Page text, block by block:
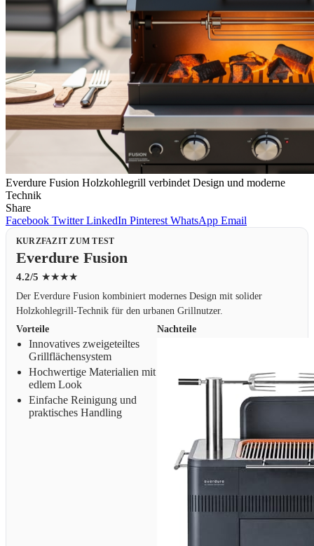
Everdure Fusion Holzkohlegrill verbindet Design und moderne
Technik
Share
Facebook Twitter LinkedIn Pinterest WhatsApp Email
KURZFAZIT ZUM TEST
Everdure Fusion
4.2/5 ★★★★
Der Everdure Fusion kombiniert modernes Design mit solider
Holzkohlegrill-Technik für den urbanen Grillnutzer.
Vorteile
Innovatives zweigeteiltes
Grillflächensystem
Hochwertige Materialien mit
edlem Look
Einfache Reinigung und
praktisches Handling
Nachteile